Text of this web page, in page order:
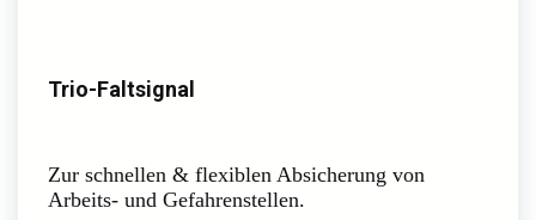
Trio-Faltsignal
Zur schnellen & flexiblen Absicherung von
Arbeits- und Gefahrenstellen.